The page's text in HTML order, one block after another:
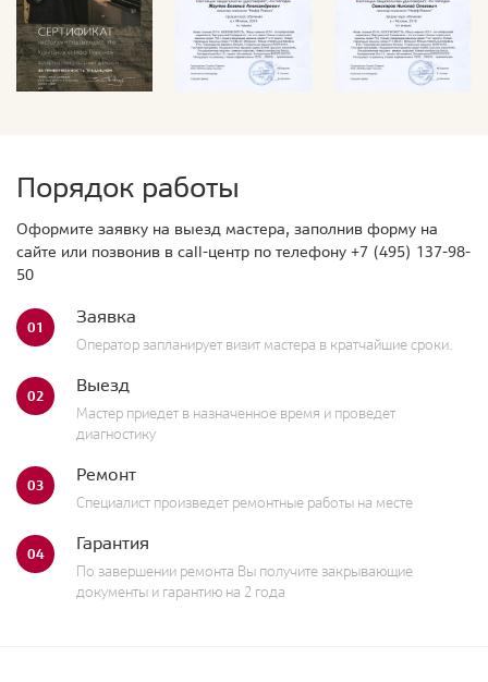
Порядок работы
Оформите заявку на выезд мастера, заполнив форму на
сайте или позвонив в call-центр по телефону +7 (495) 137-98-
50
01 Заявка
Оператор запланирует визит мастера в кратчайшие сроки.
02 Выезд
Мастер приедет в назначенное время и проведет
диагностику
03 Ремонт
Специалист произведет ремонтные работы на месте
04 Гарантия
По завершении ремонта Вы получите закрывающие
документы и гарантию на 2 года